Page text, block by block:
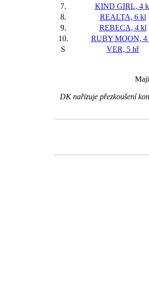
7.
KIND GIRL, 4
8.
REALTA, 6 kl
9.
REBECA, 4 kl
10.
RUBY MOON, 4
S
VER, 5 hř
DK nařizuje přezkoušení